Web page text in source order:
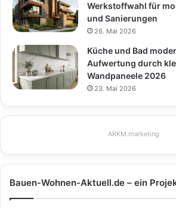
Werkstoffwahl für
und Sanierungen
26. Mai 2026
Küche und Bad
Aufwertung durch
Wandpaneele 2026
23. Mai 2026
ARKM.marketing
Bauen-Wohnen-Aktuell.de – ein